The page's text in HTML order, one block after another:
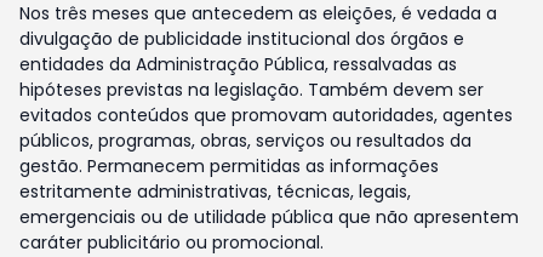
Nos três meses que antecedem as eleições, é vedada a
divulgação de publicidade institucional dos órgãos e
entidades da Administração Pública, ressalvadas as
hipóteses previstas na legislação. Também devem ser
evitados conteúdos que promovam autoridades, agentes
públicos, programas, obras, serviços ou resultados da
gestão. Permanecem permitidas as informações
estritamente administrativas, técnicas, legais,
emergenciais ou de utilidade pública que não apresentem
caráter publicitário ou promocional.